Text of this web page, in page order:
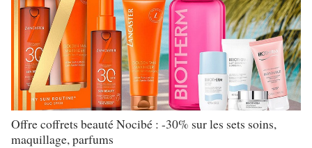
Offre coffrets beauté Nocibé : -30% sur les sets soins,
maquillage, parfums